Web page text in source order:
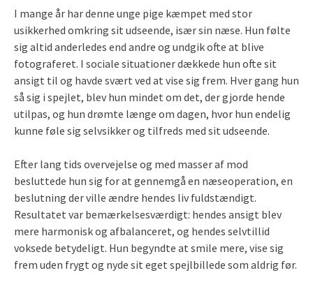
I mange år har denne unge pige kæmpet med stor
usikkerhed omkring sit udseende, især sin næse. Hun følte
sig altid anderledes end andre og undgik ofte at blive
fotograferet. I sociale situationer dækkede hun ofte sit
ansigt til og havde svært ved at vise sig frem. Hver gang hun
så sig i spejlet, blev hun mindet om det, der gjorde hende
utilpas, og hun drømte længe om dagen, hvor hun endelig
kunne føle sig selvsikker og tilfreds med sit udseende.
Efter lang tids overvejelse og med masser af mod
besluttede hun sig for at gennemgå en næseoperation, en
beslutning der ville ændre hendes liv fuldstændigt.
Resultatet var bemærkelsesværdigt: hendes ansigt blev
mere harmonisk og afbalanceret, og hendes selvtillid
voksede betydeligt. Hun begyndte at smile mere, vise sig
frem uden frygt og nyde sit eget spejlbillede som aldrig før.